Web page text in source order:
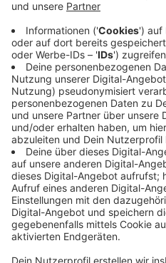
Aussteller neben Fahrädern
oder Kleidung an. Man kann
informieren oder historische
ist für Kinder reserviert -
speziellen Testparcours.
Anzeige
Testfahrten und
Anzeige
Auch Erwachsene können